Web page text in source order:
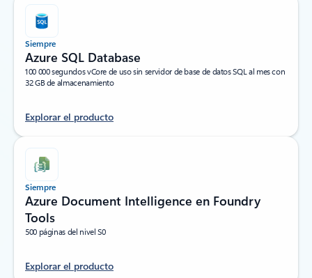
Siempre
Azure SQL Database
100 000 segundos vCore de uso sin servidor de base de datos SQL al mes con
32 GB de almacenamiento
Explorar el producto
Siempre
Azure Document Intelligence en Foundry
Tools
500 páginas del nivel S0
Explorar el producto